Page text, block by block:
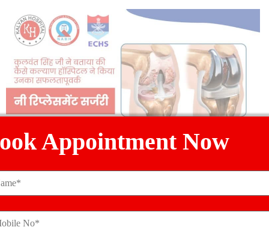
सफलतापूर्वक हुए नी रिप्लेसमेंट की सर्जरी के बारे बताते हुए यह कहा की
[…]
Appointment Now